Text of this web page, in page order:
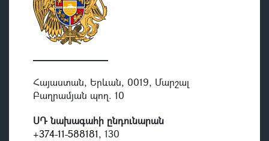
Հայաստան, Երևան, 0019, Մարշալ
Բաղրամյան պող. 10
ՍԴ նախագահի ընդունարան
+374-11-588181, 130